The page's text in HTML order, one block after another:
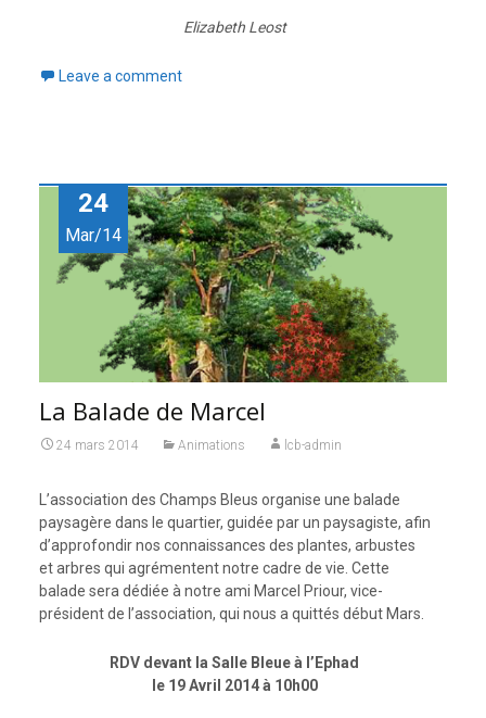
Elizabeth Leost
Leave a comment
24
Mar/14
La Balade de Marcel
24 mars 2014 Animations lcb-admin
L’association des Champs Bleus organise une balade
paysagère dans le quartier, guidée par un paysagiste, afin
d’approfondir nos connaissances des plantes, arbustes
et arbres qui agrémentent notre cadre de vie. Cette
balade sera dédiée à notre ami Marcel Priour, vice-
président de l’association, qui nous a quittés début Mars.
RDV devant la Salle Bleue à l’Ephad
le 19 Avril 2014 à 10h00